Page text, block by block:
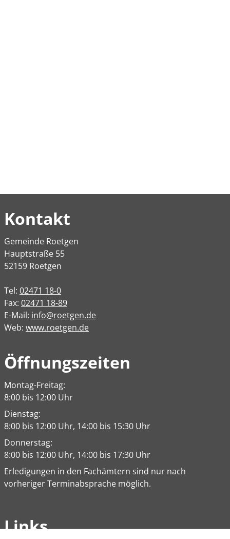
Kontakt
Gemeinde Roetgen
Hauptstraße 55
52159 Roetgen
Tel: 02471 18-0
Fax: 02471 18-89
E-Mail: info@roetgen.de
Web: www.roetgen.de
Öffnungszeiten
Montag-Freitag:
8:00 bis 12:00 Uhr
Dienstag:
8:00 bis 12:00 Uhr, 14:00 bis 15:30 Uhr
Donnerstag:
8:00 bis 12:00 Uhr, 14:00 bis 17:30 Uhr
Erledigungen in den Fachämtern sind nur nach
vorheriger Terminabsprache möglich.
Links